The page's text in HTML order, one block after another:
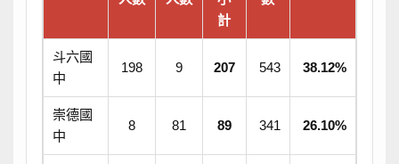
計
斗六國
中
198 9 207 543 38.12%
崇德國
中
8 81 89 341 26.10%